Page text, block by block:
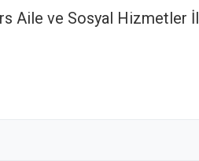
Aile ve Sosyal Hizmetler İl